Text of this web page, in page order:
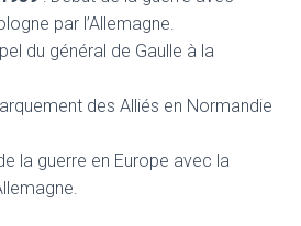
par l’Allemagne.
du général de Gaulle à la
des Alliés en Normandie
la guerre en Europe avec la